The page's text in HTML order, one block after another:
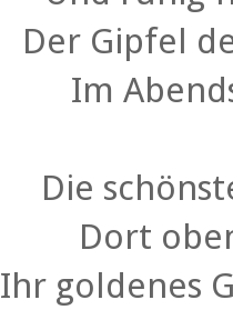
Der Gipfel
Im
Die
Dort
Ihr goldenes